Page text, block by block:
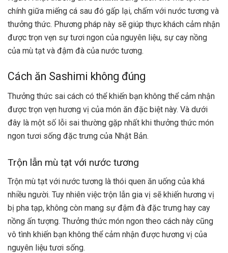
chính giữa miếng cá sau đó gấp lại, chấm với nước tương và
thưởng thức. Phương pháp này sẽ giúp thực khách cảm nhận
được trọn vẹn sự tươi ngon của nguyên liệu, sự cay nồng
của mù tạt và đậm đà của nước tương.
Cách ăn Sashimi không đúng
Thưởng thức sai cách có thể khiến bạn không thể cảm nhận
được trọn vẹn hương vị của món ăn đặc biệt này. Và dưới
đây là một số lỗi sai thường gặp nhất khi thưởng thức món
ngon tươi sống đặc trưng của Nhật Bản.
Trộn lẫn mù tạt với nước tương
Trộn mù tạt với nước tương là thói quen ăn uống của khá
nhiều người. Tuy nhiên việc trộn lẫn gia vị sẽ khiến hương vị
bị pha tạp, không còn mang sự đậm đà đặc trưng hay cay
nồng ấn tượng. Thưởng thức món ngon theo cách này cũng
vô tình khiến bạn không thể cảm nhận được hương vị của
nguyên liệu tươi sống.